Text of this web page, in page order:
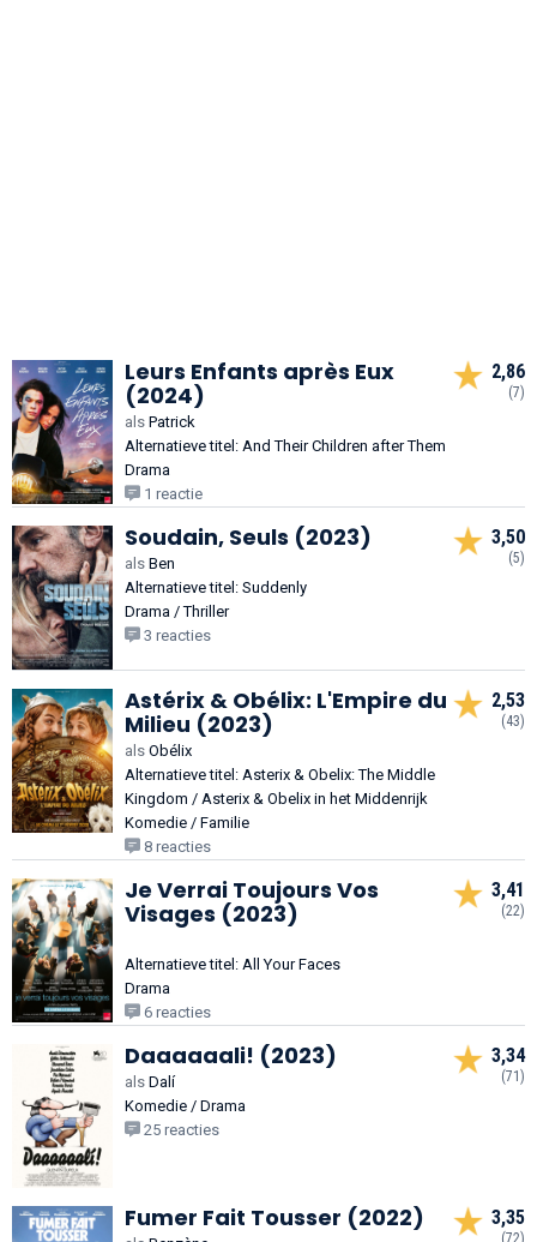
Leurs Enfants après Eux
(2024)
als Patrick
Alternatieve titel: And Their Children after Them
Drama
1 reactie
2,86
(7)
Soudain, Seuls (2023)
als Ben
Alternatieve titel: Suddenly
Drama / Thriller
3 reacties
3,50
(5)
Astérix & Obélix: L'Empire du
Milieu (2023)
als Obélix
Alternatieve titel: Asterix & Obelix: The Middle
Kingdom / Asterix & Obelix in het Middenrijk
Komedie / Familie
8 reacties
2,53
(43)
Je Verrai Toujours Vos
Visages (2023)
Alternatieve titel: All Your Faces
Drama
6 reacties
3,41
(22)
Daaaaaali! (2023)
als Dalí
Komedie / Drama
25 reacties
3,34
(71)
Fumer Fait Tousser (2022) 3,35
(72)